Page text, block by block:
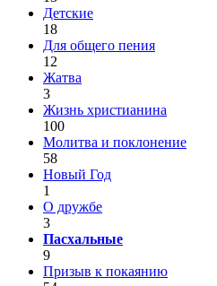
Детские
18
Для общего пения
12
Жатва
3
Жизнь христианина
100
Молитва и поклонение
58
Новый Год
1
О дружбе
3
Пасхальные
9
Призыв к покаянию